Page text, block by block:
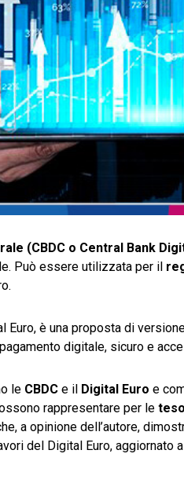
(CBDC o Central Bank
Può essere utilizzata per il
Euro, è una proposta di
digitale, sicuro e
le CBDC e il Digital Euro e
rappresentare per le
a opinione dell’autore,
del Digital Euro, aggiornato